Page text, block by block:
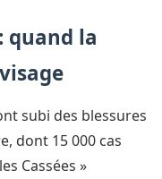
quand la
subi des blessures
dont 15 000 cas
Cassées »